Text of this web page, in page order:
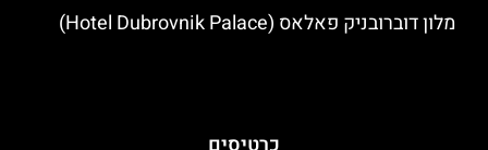
מלון דוברובניק פאלאס (Hotel Dubrovnik Palace)